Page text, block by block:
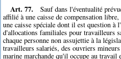
Art. 77.
Sauf dans l'éventualité
affilié à une caisse de compensation
une caisse spéciale dont il est question
d'allocations familiales pour travailleurs
chaque personne non assujettie à la
travailleurs salariés, des ouvriers
marine marchande qu'il occupe au